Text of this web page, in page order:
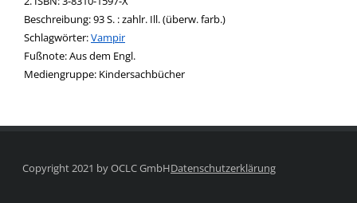
Beschreibung:93 S. : zahlr. Ill. (überw. farb.)
Schlagwörter:Vampir
Suche nach dieser Beteiligten Person
Fußnote:Aus dem Engl.
Mediengruppe: Kindersachbücher
Copyright 2021 by OCLC GmbHDatenschutzerklärung